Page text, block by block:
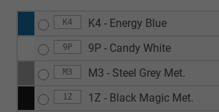
K4 K4 - Energy Blue
9P 9P - Candy White
M3 M3 - Steel Grey Met.
1Z 1Z - Black Magic Met.